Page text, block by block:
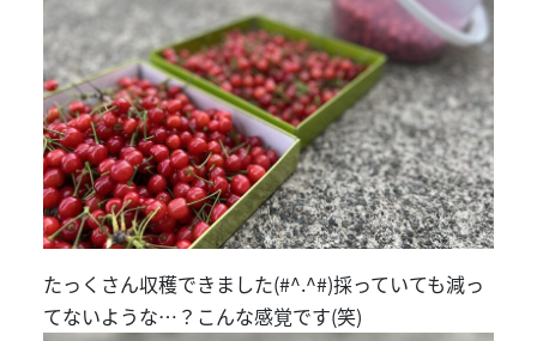
たっくさん収穫できました(#^.^#)採っていても減っ
てないような…？こんな感覚です(笑)